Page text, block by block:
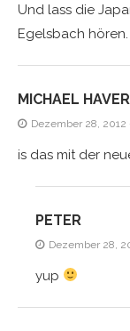
Und lass die
Egelsbach hören.
MICHAEL
Dezember 28, 2012
is das mit der
PETER
Dezember 28,
yup